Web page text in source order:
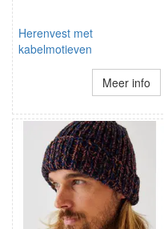
Herenvest met
kabelmotieven
Meer info